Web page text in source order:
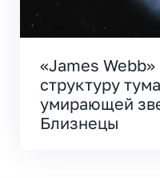
«James
структуру
умирающей
Близнецы